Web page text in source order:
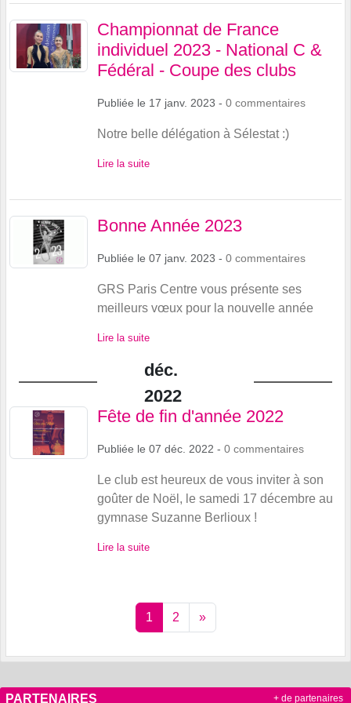
Championnat de France
individuel 2023 - National C &
Fédéral - Coupe des clubs
Publiée le 17 janv. 2023 - 0 commentaires
Notre belle délégation à Sélestat :)
Lire la suite
Bonne Année 2023
Publiée le 07 janv. 2023 - 0 commentaires
GRS Paris Centre vous présente ses
meilleurs vœux pour la nouvelle année
Lire la suite
déc.
2022
Fête de fin d'année 2022
Publiée le 07 déc. 2022 - 0 commentaires
Le club est heureux de vous inviter à son
goûter de Noël, le samedi 17 décembre au
gymnase Suzanne Berlioux !
Lire la suite
1 2 »
PARTENAIRES + de partenaires